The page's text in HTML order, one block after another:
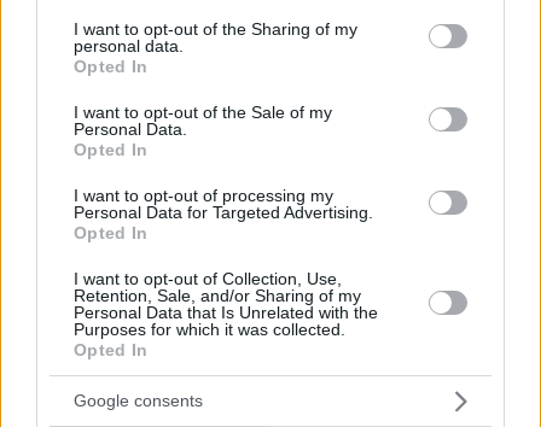
not limited to your visit or usage behaviour. You may click to
grant or deny consent to Google and its third-party tags to
use your data for below specified purposes in below Google
consent section.
I want to opt-out of the Sharing of my
personal data.
Opted In
I want to opt-out of the Sale of my
Personal Data.
Opted In
I want to opt-out of processing my
Personal Data for Targeted Advertising.
Opted In
I want to opt-out of Collection, Use,
Retention, Sale, and/or Sharing of my
Personal Data that Is Unrelated with the
Purposes for which it was collected.
Opted In
Google consents
Wenn Sie daran interessiert sind, weitere Videos wie dieses
zu sehen, schauen Sie sich die vorherigen Artikel der Serie
Lesen Sie auch
4 traditionelle ungarische F zelek-
Rezepte + VIDEOS